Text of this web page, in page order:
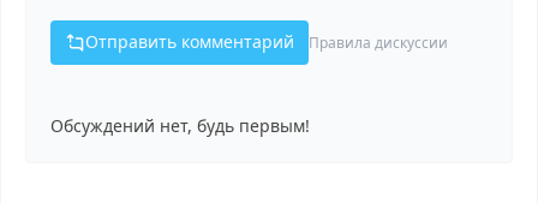
Отправить комментарий Правила дискуссии
Обсуждений нет, будь первым!